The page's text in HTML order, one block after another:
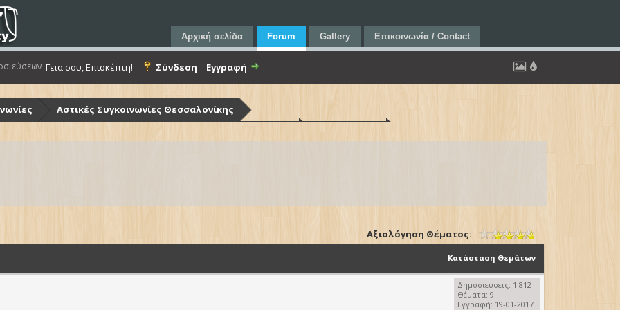
Αρχική σελίδα Forum Gallery Επικοινωνία / Contact
Γεια σου, Επισκέπτη! Σύνδεση Εγγραφή
Αστικές Συγκοινωνίες Θεσσαλονίκης
(Ο.Α.Σ.Θ.)
Irisbus Citelis
Αξιολόγηση Θέματος:
Κατάσταση Θεμάτων
Δημοσιεύσεις: 1.812
Θέματα: 9
Εγγραφή: 19-01-2017